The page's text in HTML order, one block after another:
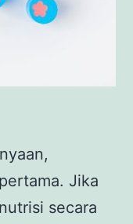
Jika
secara